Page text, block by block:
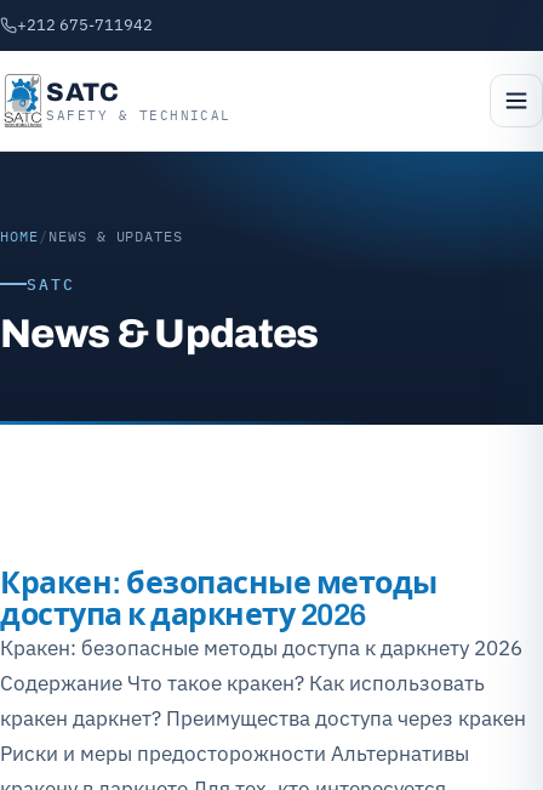
+212 675-711942
SATC
SAFETY & TECHNICAL
HOME / NEWS & UPDATES
SATC
News & Updates
Кракен: безопасные методы
доступа к даркнету 2026
Кракен: безопасные методы доступа к даркнету 2026
Содержание Что такое кракен? Как использовать
кракен даркнет? Преимущества доступа через кракен
Риски и меры предосторожности Альтернативы